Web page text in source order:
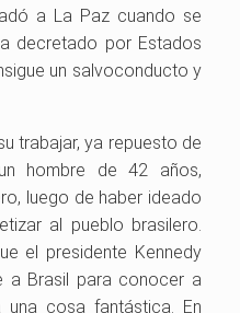
a La Paz cuando se
decretado por Estados
un salvoconducto y
trabajar, ya repuesto de
hombre de 42 años,
luego de haber ideado
al pueblo brasilero.
el presidente Kennedy
a Brasil para conocer a
cosa fantástica. En